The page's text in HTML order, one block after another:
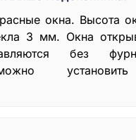
окна. Высота
3 мм. Окна
без